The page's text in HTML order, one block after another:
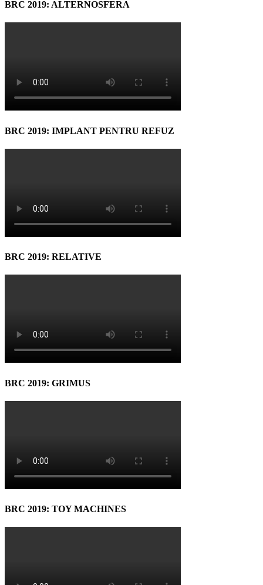
BRC 2019: ALTERNOSFERA
BRC 2019: IMPLANT PENTRU REFUZ
BRC 2019: RELATIVE
BRC 2019: GRIMUS
BRC 2019: TOY MACHINES